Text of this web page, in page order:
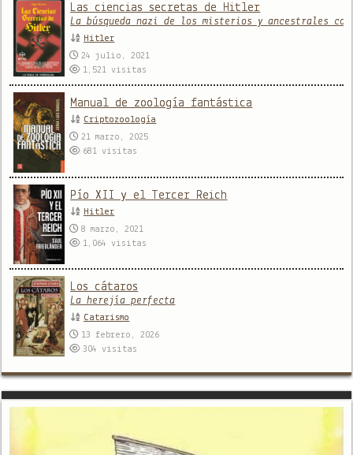
Las ciencias secretas de Hitler
La búsqueda nazi de los misterios y ancestrales
Hitler
24 julio, 2021
1,521visitas
Manual de zoología fantástica
Criptozoología
21 marzo, 2025
681visitas
Pío XII y el Tercer Reich
Hitler
8 marzo, 2021
1,064visitas
Los cátaros
La herejía perfecta
Catarismo
13 febrero, 2026
304visitas